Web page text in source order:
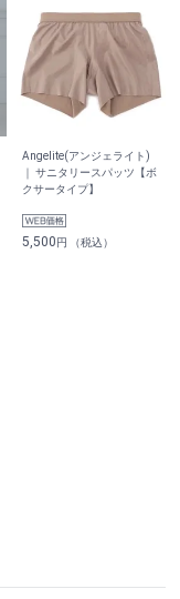
Angelite(アンジェライト)
｜ サニタリースパッツ【ボ
クサータイプ】
5,500円 （税込）